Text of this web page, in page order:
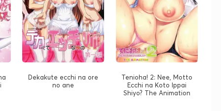
Dekakute ecchi na ore
no ane
Tenioha! 2: Nee, Motto
Ecchi na Koto Ippai
Shiyo? The Animation